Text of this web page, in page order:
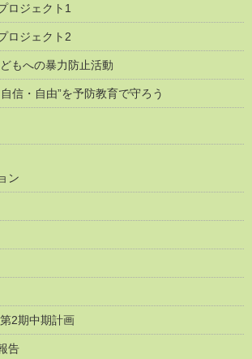
ロジェクト1
ロジェクト2
もへの暴力防止活動
信・自由”を予防教育で守ろう
ン
2期中期計画
告